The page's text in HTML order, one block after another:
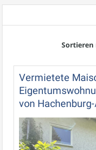
Sortieren
Vermietete
von